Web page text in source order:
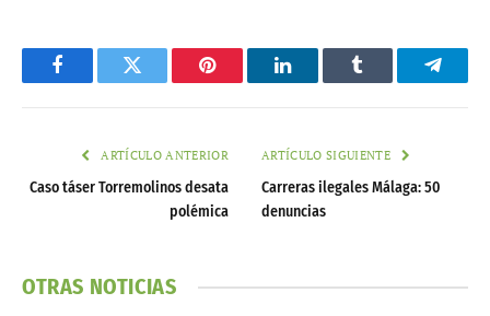
FacebookTwitter Pinterest LinkedInTumblr
ARTÍCULO ANTERIOR
Caso táser Torremolinos desata
polémica
ARTÍCULO SIGUIENTE
Carreras ilegales Málaga: 50
denuncias
OTRAS NOTICIAS